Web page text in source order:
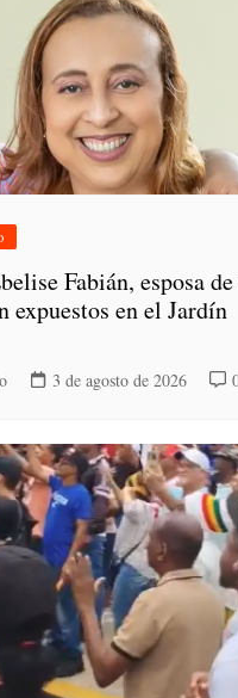
Fabián, esposa de
expuestos en el Jardín
3 de agosto de 2026